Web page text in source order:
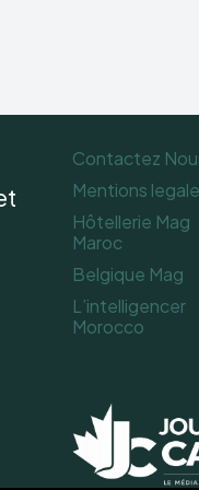
Contactez
Mentions
Hôtellerie Mag
Maroc
Belgique Mag
L’intelligencer
Morocco